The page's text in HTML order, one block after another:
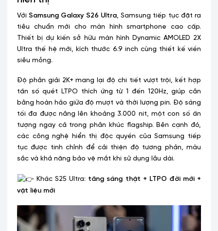
VớiSamsung Galaxy S26 Ultra, Samsung tiếp tục đặt ra
tiêu chuẩn mới cho màn hình smartphone cao cấp.
Thiết bị dự kiến sở hữu màn hình Dynamic AMOLED 2X
Ultra thế hệ mới, kích thước 6.9 inch cùng thiết kế viền
siêu mỏng.
Độ phân giải 2K+ mang lại độ chi tiết vượt trội, kết hợp
tần số quét LTPO thích ứng từ 1 đến 120Hz, giúp cân
bằng hoàn hảo giữa độ mượt và thời lượng pin. Độ sáng
tối đa được nâng lên khoảng 3.000 nit, một con số ấn
tượng ngay cả trong phân khúc flagship. Bên cạnh đó,
các công nghệ hiển thị độc quyền của Samsung tiếp
tục được tinh chỉnh để cải thiện độ tương phản, màu
sắc và khả năng bảo vệ mắt khi sử dụng lâu dài.
Khác S25 Ultra: tăng sáng thật + LTPO đời mới +
vật liệu mới